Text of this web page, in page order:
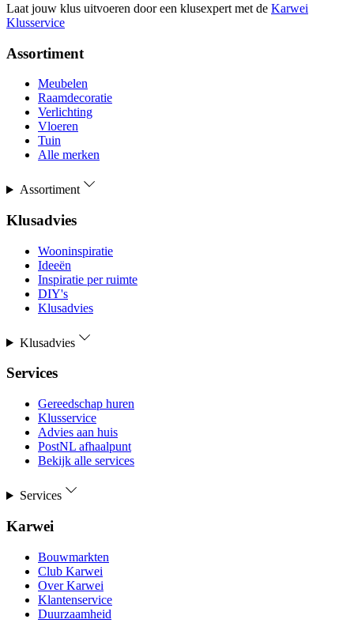
Laat jouw klus uitvoeren door een klusexpert met de Karwei
Klusservice
Assortiment
Meubelen
Raamdecoratie
Verlichting
Vloeren
Tuin
Alle merken
Assortiment
Klusadvies
Wooninspiratie
Ideeën
Inspiratie per ruimte
DIY's
Klusadvies
Klusadvies
Services
Gereedschap huren
Klusservice
Advies aan huis
PostNL afhaalpunt
Bekijk alle services
Services
Karwei
Bouwmarkten
Club Karwei
Over Karwei
Klantenservice
Duurzaamheid